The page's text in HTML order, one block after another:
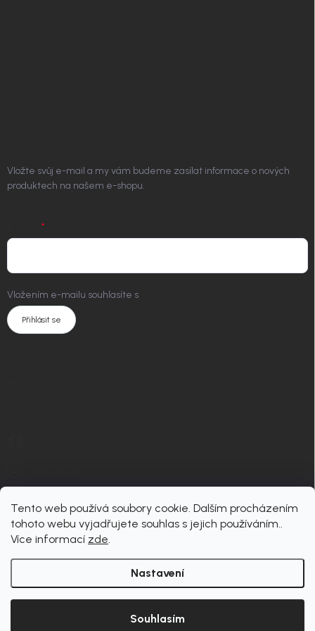
Tento web používá soubory cookie. Dalším procházením
tohoto webu vyjadřujete souhlas s jejich používáním..
Více informací zde.
Nastavení
Souhlasím
Vložte svůj e-mail a my vám budeme zasílat informace o nových
produktech na našem e-shopu.
Vložením e-mailu souhlasíte s
Přihlásit se
. Všechna práva vyhrazena.